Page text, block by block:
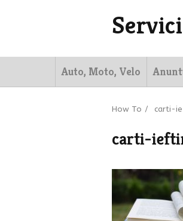
Auto, Moto, Velo
How To / carti-
carti-